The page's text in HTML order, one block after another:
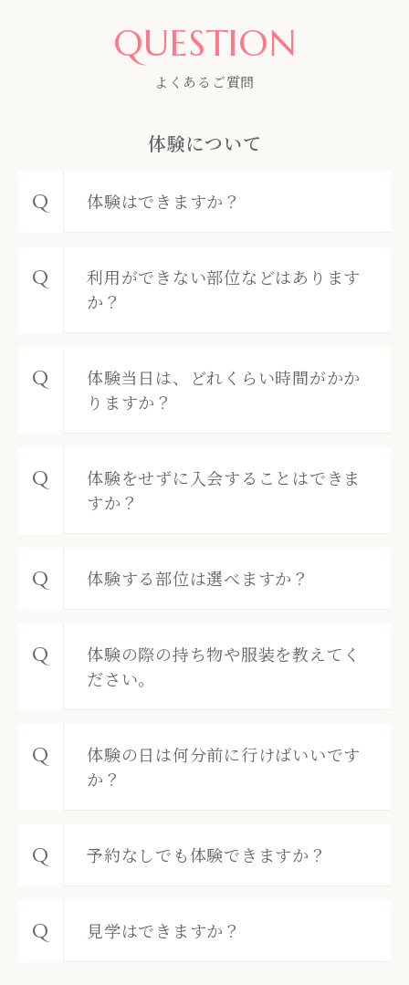
QUESTION
よくあるご質問
体験について
体験はできますか？
利用ができない部位などはあります
か？
体験当日は、どれくらい時間がかか
りますか？
体験をせずに入会することはできま
すか？
体験する部位は選べますか？
体験の際の持ち物や服装を教えてく
ださい。
体験の日は何分前に行けばいいです
か？
予約なしでも体験できますか？
見学はできますか？